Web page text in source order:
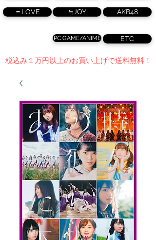
＝LOVE AKB48
≒JOY
PC GAME/ANIME ETC
​税込み１万円以上のお買い上げで送料無料！